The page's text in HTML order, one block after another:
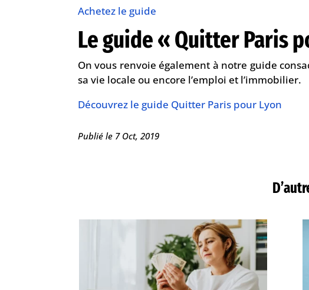
Achetez le guide
Le guide « Quitter Paris
On vous renvoie également à notre guide
sa vie locale ou encore l’emploi et l’immobilier.
Découvrez le guide Quitter Paris pour Lyon
Publié le 7 Oct, 2019